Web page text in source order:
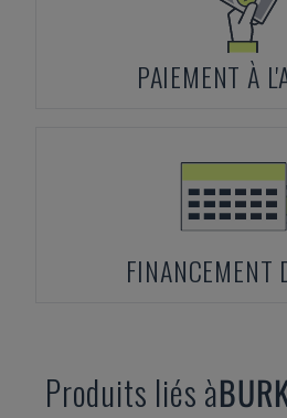
PAIEMENT À
FINANCEMENT
Produits liés à